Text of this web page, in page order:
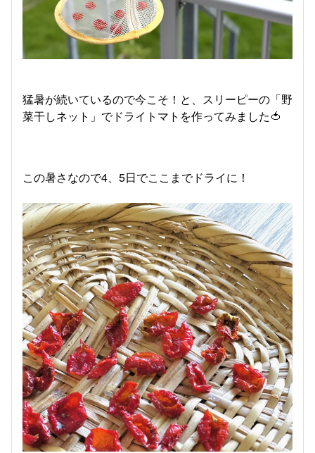
猛暑が続いているので今こそ！と、スリーピーの「野
菜干しネット」でドライトマトを作ってみました🍅
この暑さなので4、5日でここまでドライに！